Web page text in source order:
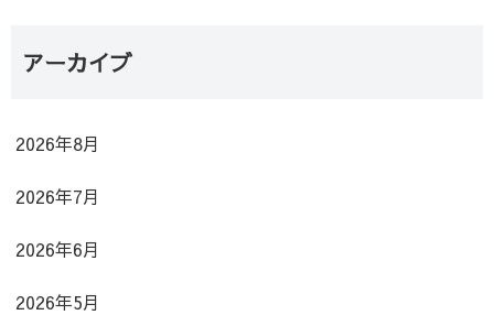
アーカイブ
2026年8月
2026年7月
2026年6月
2026年5月